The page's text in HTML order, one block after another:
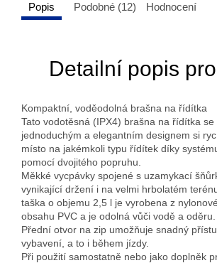
Popis Podobné (12) Hodnocení
Detailní popis
Kompaktní, voděodolná brašna na řídítka
Tato vodotěsná (IPX4) brašna na řídítka se
jednoduchým a elegantním designem si
místo na jakémkoli typu řídítek díky
pomocí dvojitého popruhu.
Měkké vycpávky spojené s uzamykací
vynikající držení i na velmi hrbolatém
taška o objemu 2,5 l je vyrobena z
obsahu PVC a je odolná vůči vodě a oděru.
Přední otvor na zip umožňuje snadný
vybavení, a to i během jízdy.
Při použití samostatně nebo jako doplněk